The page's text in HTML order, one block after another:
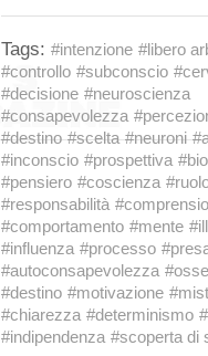
Tags: #intenzione #libero
#controllo #subconscio
#decisione #neuroscienza
#consapevolezza
#destino #scelta #neuroni
#inconscio #prospettiva
#pensiero #coscienza
#responsabilità
#comportamento #mente
#influenza #processo
#autoconsapevolezza
#destino #motivazione
#chiarezza #determinismo
#indipendenza #scoperta di